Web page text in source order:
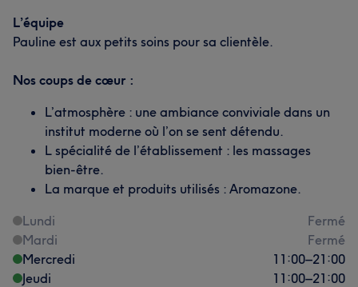
L’équipe
Pauline est aux petits soins pour sa clientèle.
Nos coups de cœur :
L’atmosphère : une ambiance conviviale dans un
institut moderne où l’on se sent détendu.
L spécialité de l’établissement : les massages
bien-être.
La marque et produits utilisés : Aromazone.
Lundi
Fermé
Mardi
Fermé
Mercredi
11:00–21:00
Jeudi
11:00–21:00